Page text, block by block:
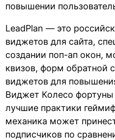
повышении
LeadPlan — это
виджетов для сайта,
создании поп-ап окон,
квизов, форм обратной
виджетов для
Виджет Колесо
лучшие практики
механика может
подписчиков по